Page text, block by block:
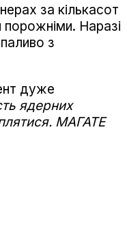
за кількасот
порожніми. Наразі
з
дуже
ядерних
МАГАТЕ